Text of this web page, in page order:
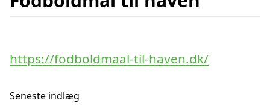
https://fodboldmaal-til-haven.dk/
Seneste indlæg